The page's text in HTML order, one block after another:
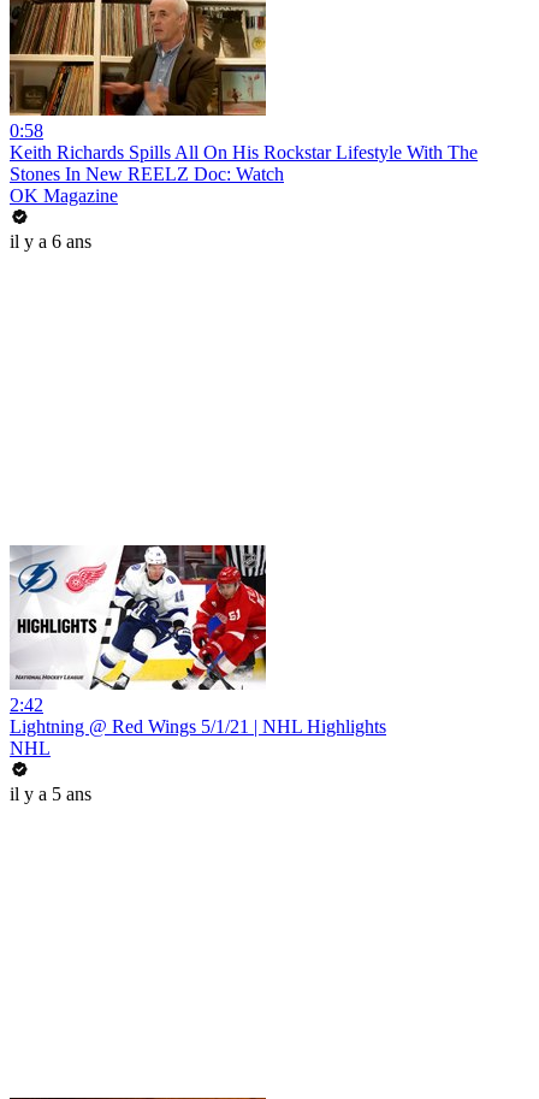
0:58
Keith Richards Spills All On His Rockstar Lifestyle With The
Stones In New REELZ Doc: Watch
OK Magazine
il y a 6 ans
2:42
Lightning @ Red Wings 5/1/21 | NHL Highlights
NHL
il y a 5 ans